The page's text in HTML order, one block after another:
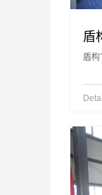
盾
盾